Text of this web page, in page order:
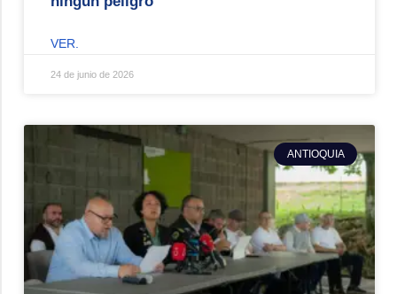
VER.
24 de junio de 2026
ANTIOQUIA